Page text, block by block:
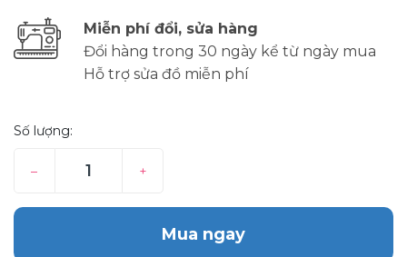
Miễn phí đổi, sửa hàng
Đổi hàng trong 30 ngày kể từ ngày mua
Hỗ trợ sửa đồ miễn phí
Số lượng:
– +
Mua ngay